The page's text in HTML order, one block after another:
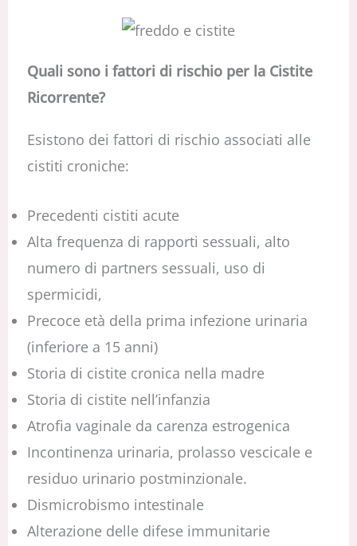
Quali sono i fattori di rischio per la Cistite
Ricorrente?
Esistono dei fattori di rischio associati alle
cistiti croniche:
Precedenti cistiti acute
Alta frequenza di rapporti sessuali, alto
numero di partners sessuali, uso di
spermicidi,
Precoce età della prima infezione urinaria
(inferiore a 15 anni)
Storia di cistite cronica nella madre
Storia di cistite nell’infanzia
Atrofia vaginale da carenza estrogenica
Incontinenza urinaria, prolasso vescicale e
residuo urinario postminzionale.
Dismicrobismo intestinale
Alterazione delle difese immunitarie